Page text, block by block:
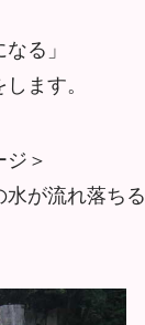
る」
ます。
ジ＞
が流れ落ちる